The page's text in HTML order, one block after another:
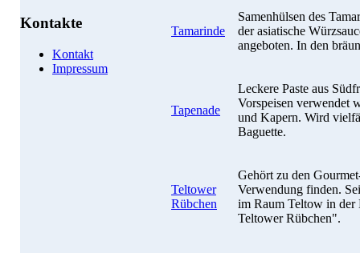
Kontakte
Kontakt
Impressum
Tamarinde
Samenhülsen des
der asiatische
angeboten. In den
Tapenade
Leckere Paste aus
Vorspeisen verwendet
und Kapern. Wird
Baguette.
Teltower
Rübchen
Gehört zu den
Verwendung finden.
im Raum Teltow in der
Teltower Rübchen".